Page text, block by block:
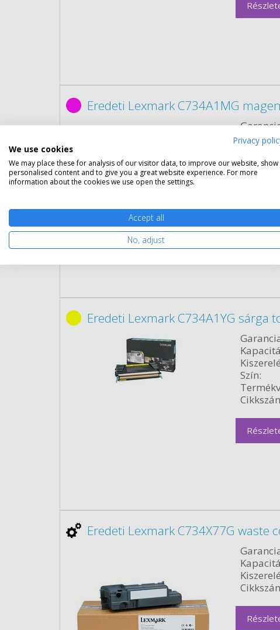
Eredeti Lexmark C734A1MG
Szín:
Eredeti Lexmark C734A1YG sárga
Szín:
Eredeti Lexmark C734X77G waste
Privacy
We use cookies
We may place these for analysis of our visitor data, to improve our website, show
personalised content and to give you a great website experience. For more
information about the cookies we use open the settings.
Accept all
No, adjust